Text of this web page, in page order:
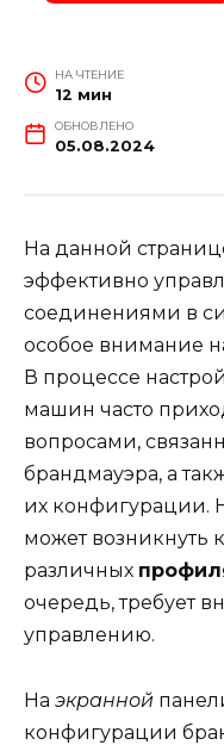
НА ЧТЕНИЕ
12 мин
ОБНОВЛЕНО
05.08.2024
На данной
эффективно
соединениями в
особое внимание
В процессе
машин часто
вопросами,
брандмауэра, а
их конфигурации.
может возникнуть
различных
очередь, требует
управлению.
На экранной
конфигурации